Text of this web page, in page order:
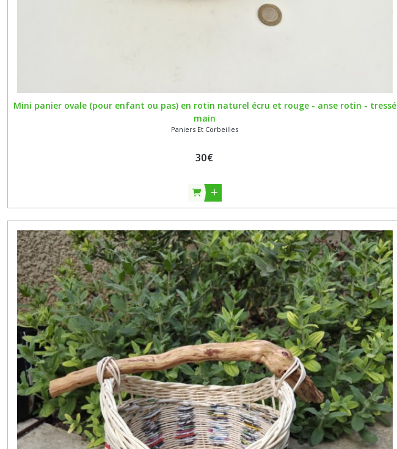
Mini panier ovale (pour enfant ou pas) en rotin naturel écru et rouge - anse rotin - tressé
main
Paniers Et Corbeilles
30€